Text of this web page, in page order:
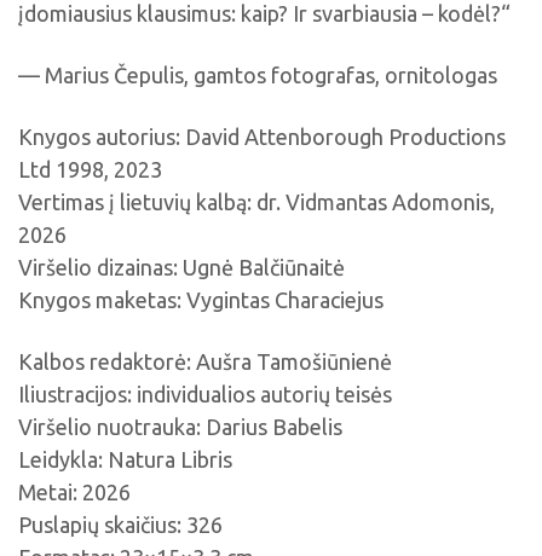
įdomiausius klausimus: kaip? Ir svarbiausia – kodėl?“
— Marius Čepulis, gamtos fotografas, ornitologas
Knygos autorius: David Attenborough Productions
Ltd 1998, 2023
Vertimas į lietuvių kalbą: dr. Vidmantas Adomonis,
2026
Viršelio dizainas: Ugnė Balčiūnaitė
Knygos maketas: Vygintas Characiejus
Kalbos redaktorė: Aušra Tamošiūnienė
Iliustracijos: individualios autorių teisės
Viršelio nuotrauka: Darius Babelis
Leidykla: Natura Libris
Metai: 2026
Puslapių skaičius: 326